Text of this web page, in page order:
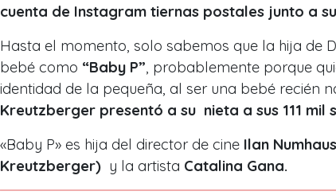
cuenta de Instagram tiernas postales junto a
Hasta el momento, solo sabemos que la hija de
bebé como “Baby P” , probablemente porque
identidad de la pequeña, al ser una bebé recién
Kreutzberger presentó a su nieta a sus 111 mil
«Baby P» es hija del director de cine Ilan
Kreutzberger) y la artista Catalina Gana.